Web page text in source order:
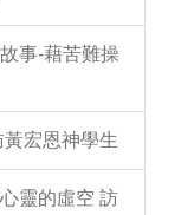
事-藉苦難操
宏恩神學生
靈的虛空 訪